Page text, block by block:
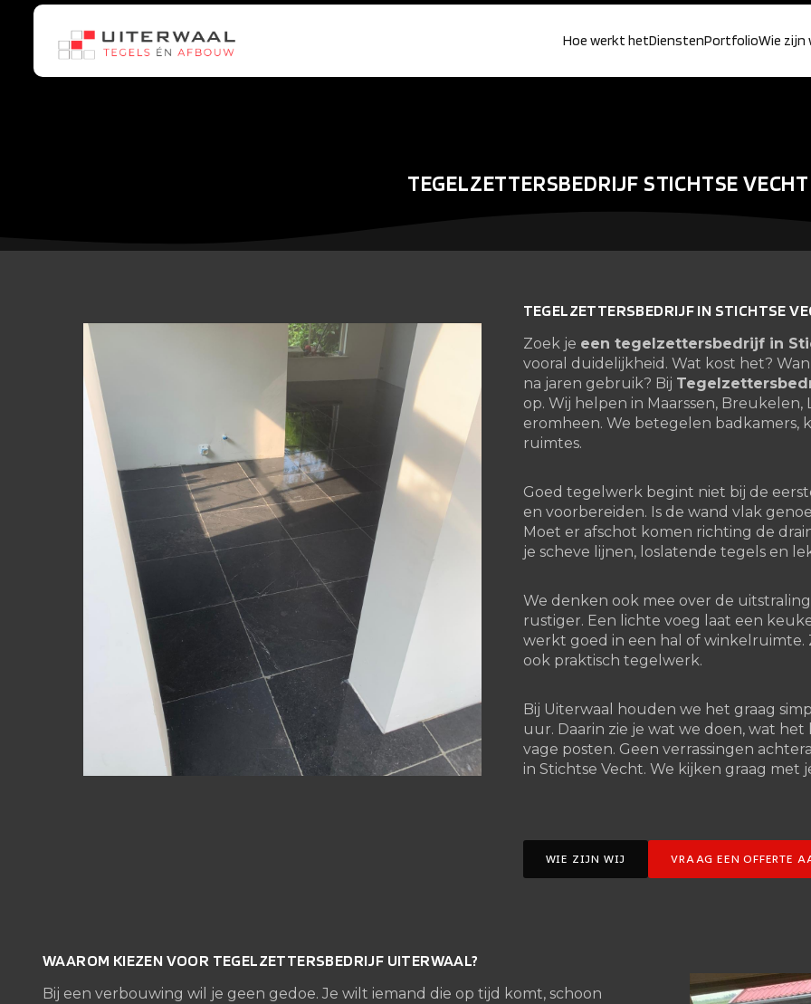
Hoe werkt hetDienstenPortfolioWie zijn
TEGELZETTERSBEDRIJF STICHTSE VECHT
TEGELZETTERSBEDRIJF IN STICHTSE
Zoek je een tegelzettersbedrijf in
vooral duidelijkheid. Wat kost het?
na jaren gebruik? Bij
op. Wij helpen in Maarssen,
eromheen. We betegelen badkamers,
ruimtes.
Goed tegelwerk begint niet bij de
en voorbereiden. Is de wand vlak
Moet er afschot komen richting de
je scheve lijnen, loslatende tegels en
We denken ook mee over de
rustiger. Een lichte voeg laat een
werkt goed in een hal of winkelruimte.
ook praktisch tegelwerk.
Bij Uiterwaal houden we het graag
uur. Daarin zie je wat we doen, wat
vage posten. Geen verrassingen
in Stichtse Vecht. We kijken graag met
WIE ZIJN WIJ VRAAG EEN OFFERTE
WAAROM KIEZEN VOOR TEGELZETTERSBEDRIJF UITERWAAL?
Bij een verbouwing wil je geen gedoe. Je wilt iemand die op tijd komt, schoon